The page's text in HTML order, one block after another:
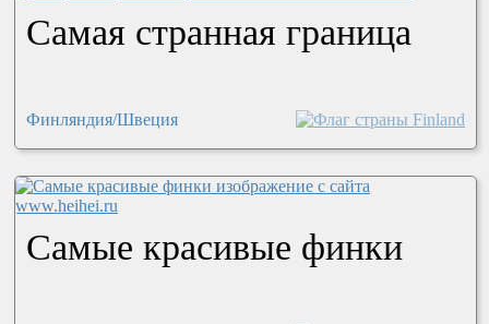
Самая странная граница
Финляндия/Швеция
Самые красивые финки